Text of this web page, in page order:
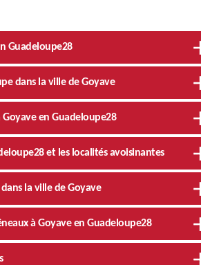
Guadeloupe28
dans la ville de Goyave
en Guadeloupe28
et les localités avoisinantes
la ville de Goyave
à Goyave en Guadeloupe28